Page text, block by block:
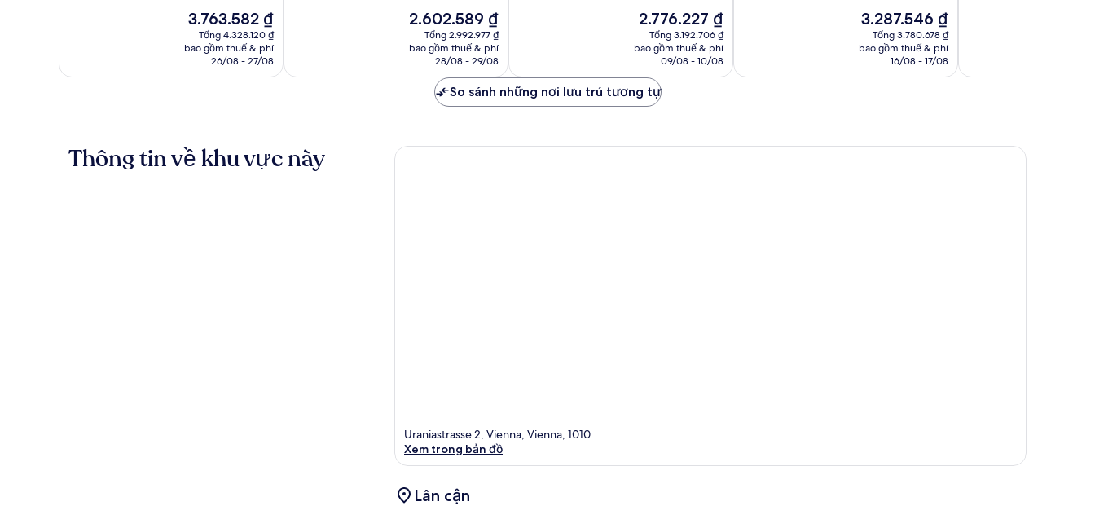
Giá
hiện
tại
3.763.582 ₫
3.763.582 ₫
Tổng 4.328.120 ₫
bao gồm thuế & phí
26/08 - 27/08
xét
Giá
hiện
tại
2.602.589 ₫
2.602.589 ₫
Tổng 2.992.977 ₫
bao gồm thuế & phí
28/08 - 29/08
xét
Giá
hiện
tại
2.776.227 ₫
2.776.227 ₫
Tổng 3.192.706 ₫
bao gồm thuế & phí
09/08 - 10/08
Giá
hiện
tại
3.287.546 ₫
3.287.546 ₫
Tổng 3.780.678 ₫
bao gồm thuế & phí
16/08 - 17/08
So sánh những nơi lưu trú tương tự
Thông tin về khu vực này
Uraniastrasse 2, Vienna, Vienna, 1010
Xem trong bản đồ
Lân cận